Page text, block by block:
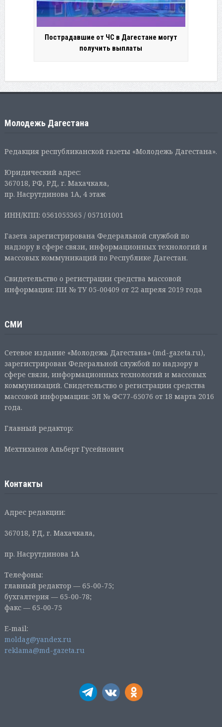
Пострадавшие от ЧС в Дагестане могут
получить выплаты
Молодежь Дагестана
Редакция республиканской газеты «Молодежь Дагестана».
Юридический адрес:
367018, РФ, РД, г. Махачкала,
пр. Насрутдинова 1А, 4 этаж
ИНН/КПП: 0561055365 / 057101001
Газета зарегистрирована Федеральной службой по
надзору в сфере связи, информационных технологий и
массовых коммуникаций по Республике Дагестан.
Свидетельство о регистрации средства массовой
информации: ПИ № ТУ 05-00409 от 22 апреля 2019 года
СМИ
Сетевое издание «Молодежь Дагестана» (md-gazeta.ru),
зарегистрирован Федеральной службой по надзору в
сфере связи, информационных технологий и массовых
коммуникаций. Свидетельство о регистрации средства
массовой информации: ЭЛ № ФС77-65076 от 18 марта 2016
года.
Главный редактор:
Мехтиханов Альберт Гусейнович
Контакты
Адрес редакции:
367018, РД, г. Махачкала,
пр. Насрутдинова 1А
Телефоны:
главный редактор — 65-00-75;
бухгалтерия — 65-00-78;
факс — 65-00-75
E-mail:
moldag@yandex.ru
reklama@md-gazeta.ru